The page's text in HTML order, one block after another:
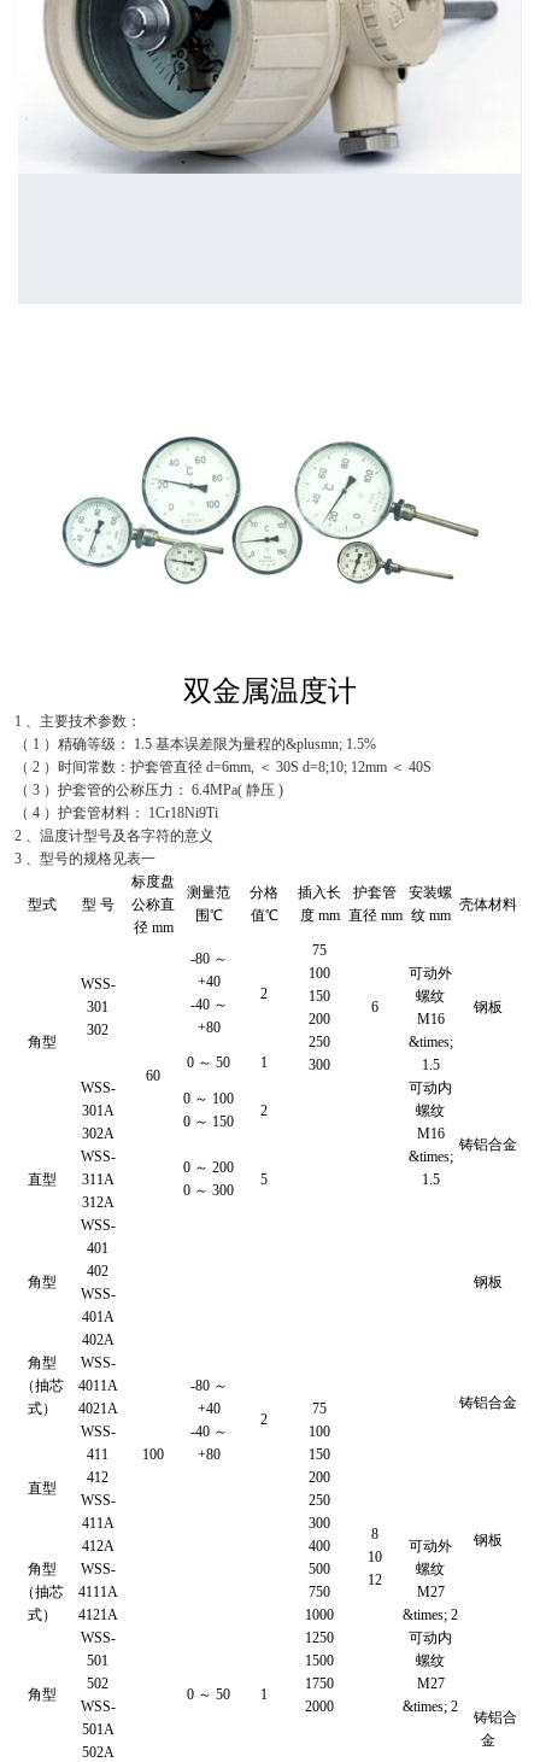
双金属温度计
1 、主要技术参数：
（ 1 ）精确等级： 1.5 基本误差限为量程的&plusmn; 1.5%
（ 2 ）时间常数：护套管直径 d=6mm, ＜ 30S d=8;10; 12mm ＜ 40S
（ 3 ）护套管的公称压力： 6.4MPa( 静压 )
（ 4 ）护套管材料： 1Cr18Ni9Ti
2 、温度计型号及各字符的意义
3 、型号的规格见表一
型式 型 号
标度盘
公称直
径 mm
测量范
围℃
分格
值℃
插入长
度 mm
护套管
直径 mm
安装螺
纹 mm
壳体材料
角型
WSS-
301
302
60
-80 ～
+40
-40 ～
+80
2
75
100
150
200
250
300
6
可动外
螺纹
M16
&times;
1.5
可动内
螺纹
M16
&times;
1.5
钢板
0 ～ 50
1
WSS-
301A
302A
0 ～ 100
0 ～ 150
2
75
100
150
200
250
300
400
500
750
1000
1250
1500
1750
2000
8
10
12
铸铝合金
直型
WSS-
311A
312A
0 ～ 200
0 ～ 300
5
角型
WSS-
401
402
100
-80 ～
+40
-40 ～
+80
2
可动外
螺纹
M27
&times; 2
可动内
螺纹
M27
&times; 2
钢板
WSS-
401A
402A
角型
（抽芯
式）
WSS-
4011A
4021A
铸铝合金
直型
WSS-
411
412
钢板
WSS-
411A
412A
角型
（抽芯
式）
WSS-
4111A
4121A
角型
WSS-
501
502
0 ～ 50
1
铸铝合
金
WSS-
501A
502A